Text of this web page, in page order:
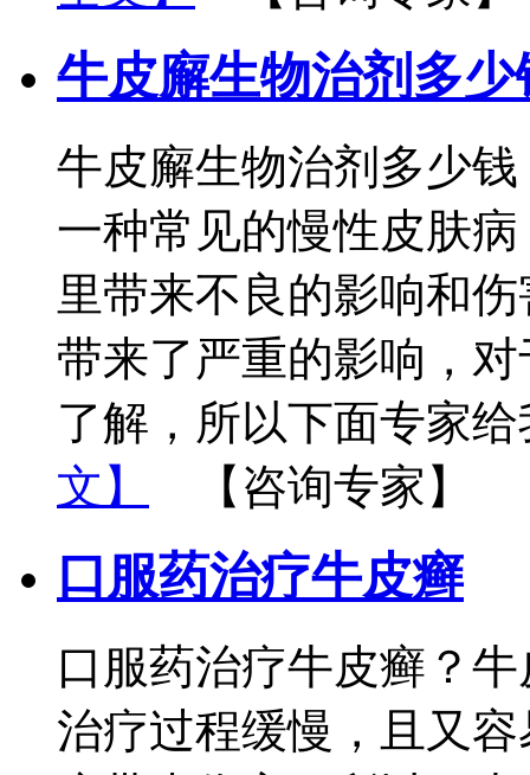
牛皮廨生物治剂多少
牛皮廨生物治剂多少
一种常见的慢性皮肤
里带来不良的影响和
带来了严重的影响，
了解，所以下面专家
文】
【咨询专家】
口服药治疗牛皮癣
口服药治疗牛皮癣？
治疗过程缓慢，且又